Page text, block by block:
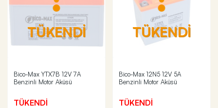
TÜKENDİ
Bico-Max YTX7B 12V 7A
Benzinli Motor Aküsü
TÜKENDİ
TÜKENDİ
Bico-Max 12N5 12V 5A
Benzinli Motor Aküsü
TÜKENDİ